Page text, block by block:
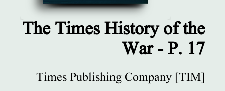
History of the
The Times History of the
War - P. 17
Times Publishing Company [TIM]